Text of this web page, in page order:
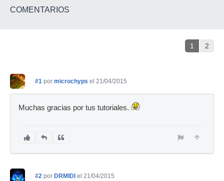
COMENTARIOS
1 2
#1 por microchyps el 21/04/2015
Muchas gracias por tus tutoriales.
#2 por DRMIDI el 21/04/2015